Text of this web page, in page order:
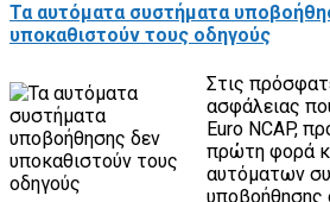
Τα αυτόματα συστήματα
υποκαθιστούν τους οδηγούς
Στις
ασφάλειας
Euro NCAP,
πρώτη φορά
αυτόματων
υποβοήθησης